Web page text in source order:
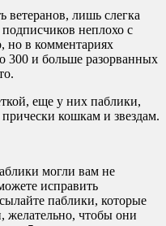
ветеранов, лишь слегка
неплохо с
но в комментариях
300 и больше разорванных
еще у них паблики,
кошкам и звездам.
могли вам не
исправить
паблики, которые
желательно, чтобы они